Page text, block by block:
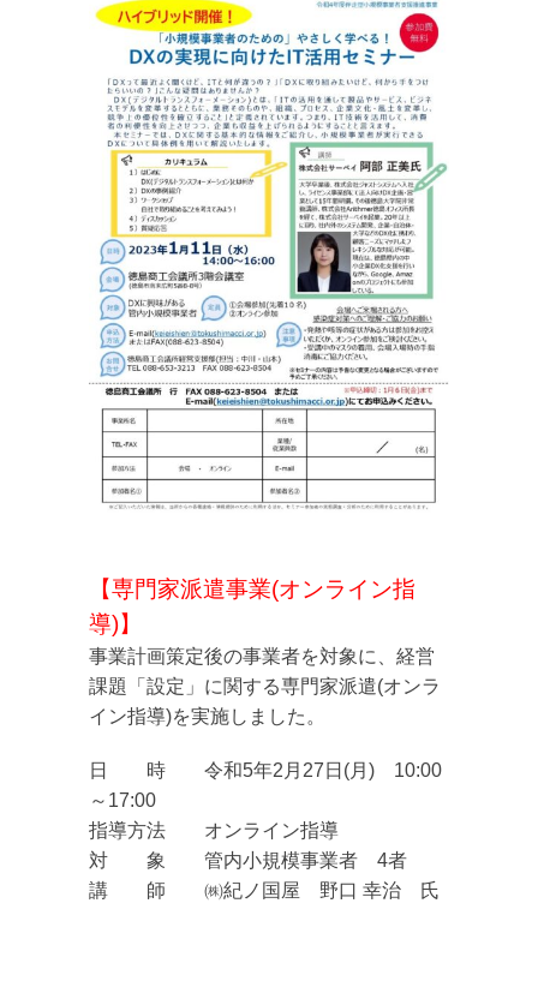
【専門家派遣事業(オンライン指
導)】
事業計画策定後の事業者を対象に、経営
課題「設定」に関する専門家派遣(オンラ
イン指導)を実施しました。
日 時 令和5年2月27日(月) 10:00
～17:00
指導方法 オンライン指導
対 象 管内小規模事業者 4者
講 師 ㈱紀ノ国屋 野口 幸治 氏